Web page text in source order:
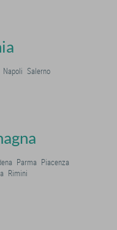
Napoli Salerno
Parma Piacenza
Rimini